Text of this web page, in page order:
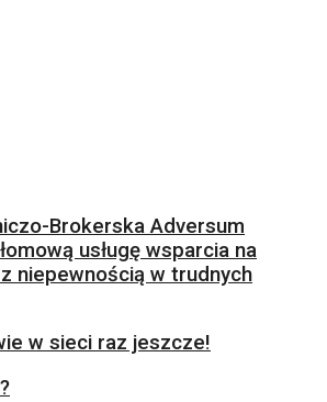
Brokerska Adversum
usługę wsparcia na
niepewnością w trudnych
w sieci raz jeszcze!